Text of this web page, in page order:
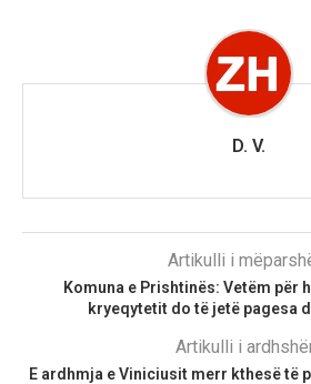
D. V.
Artikulli i
Komuna e Prishtinës: Vetëm për
kryeqytetit do të jetë pagesa
Artikulli i
E ardhmja e Viniciusit merr kthesë të